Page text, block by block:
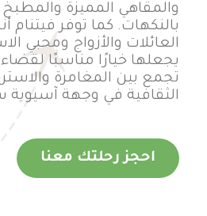
والمقاهي المميزة والمطبخ
بالنكهات. كما توفر
العائلات والأزواج ومحبي
يجعلها خيارًا مناسبًا
تجمع بين المغامرة
الثقافية في وجهة آسيوية
احجز رحلتك معنا